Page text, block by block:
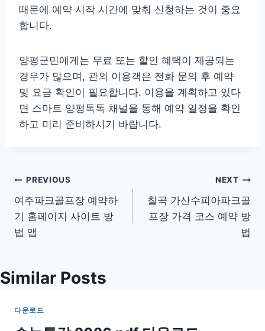
때문에 예약 시작 시간에 맞춰 신청하는 것이 중요
합니다.
양평군민에게는 무료 또는 할인 혜택이 제공되는
경우가 많으며, 관외 이용객은 전화 문의 후 예약
및 요금 확인이 필요합니다. 이용을 계획하고 있다
면 스마트 양평톡톡 채널을 통해 예약 일정을 확인
하고 미리 준비하시기 바랍니다.
글
탐
색
PREVIOUS
여주파크골프장 예약하
기 홈페이지 사이트 방
법 앱
NEXT
칠곡 가산수피아파크골
프장 가격 코스 예약 방
법
Similar Posts
다운로드